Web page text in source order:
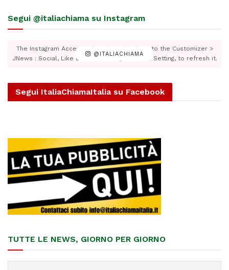
Segui @italiachiama su Instagram
@ITALIACHIAMA
The Instagram Access Token is expired, Go to the Customizer >
JNews : Social, Like & View > Instagram Feed Setting, to refresh it.
Segui ItaliaChiamaItalia su Facebook
TUTTE LE NEWS, GIORNO PER GIORNO